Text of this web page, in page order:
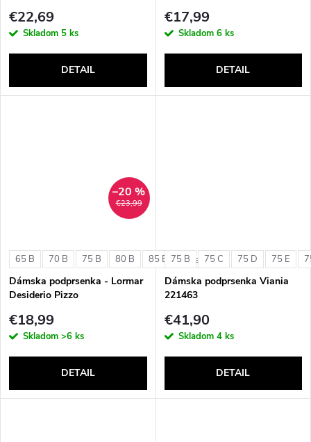
€22,69
Skladom 5 ks
DETAIL
€17,99
Skladom 6 ks
DETAIL
€23,99
–20 %
65 B 70 B 75 B 80 B 85 B + ďalšie
Dámska podprsenka - Lormar
Desiderio Pizzo
€18,99
Skladom >6 ks
DETAIL
75 B 75 C 75 D 75 E
Dámska podprsenka Viania
221463
€41,90
Skladom 4 ks
DETAIL